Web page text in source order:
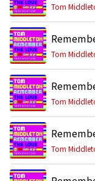
Tom
Tom
Tom
Tom